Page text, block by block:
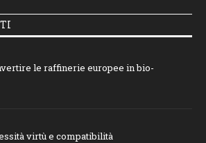
le raffinerie europee in bio-
virtù e compatibilità